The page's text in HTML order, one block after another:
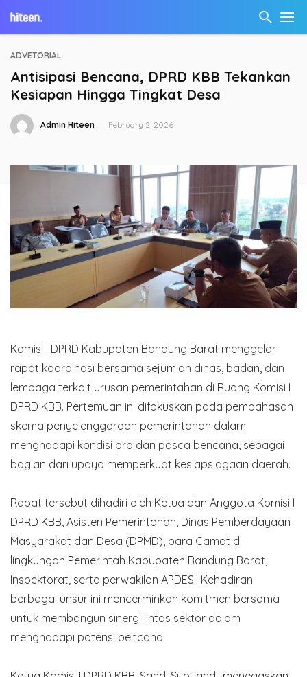
ADVETORIAL
Antisipasi Bencana, DPRD KBB Tekankan
Kesiapan Hingga Tingkat Desa
Admin Hiteen February 2, 2026
Komisi I DPRD Kabupaten Bandung Barat menggelar
rapat koordinasi bersama sejumlah dinas, badan, dan
lembaga terkait urusan pemerintahan di Ruang Komisi I
DPRD KBB. Pertemuan ini difokuskan pada pembahasan
skema penyelenggaraan pemerintahan dalam
menghadapi kondisi pra dan pasca bencana, sebagai
bagian dari upaya memperkuat kesiapsiagaan daerah.
Rapat tersebut dihadiri oleh Ketua dan Anggota Komisi I
DPRD KBB, Asisten Pemerintahan, Dinas Pemberdayaan
Masyarakat dan Desa (DPMD), para Camat di
lingkungan Pemerintah Kabupaten Bandung Barat,
Inspektorat, serta perwakilan APDESI. Kehadiran
berbagai unsur ini mencerminkan komitmen bersama
untuk membangun sinergi lintas sektor dalam
menghadapi potensi bencana.